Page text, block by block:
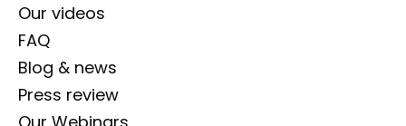
Our videos
FAQ
Blog & news
Press review